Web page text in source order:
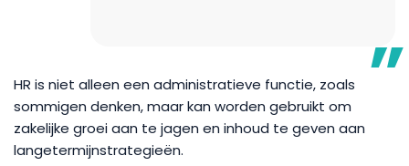
HR is niet alleen een administratieve functie, zoals
sommigen denken, maar kan worden gebruikt om
zakelijke groei aan te jagen en inhoud te geven aan
langetermijnstrategieën.